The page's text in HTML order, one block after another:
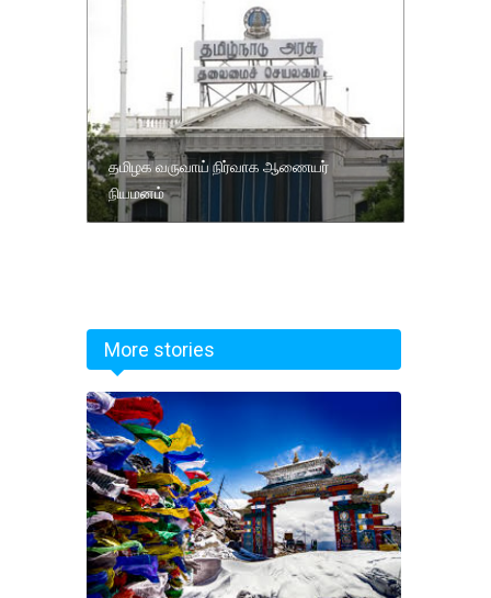
தமிழக வருவாய் நிர்வாக ஆணையர்
நியமனம்
More stories